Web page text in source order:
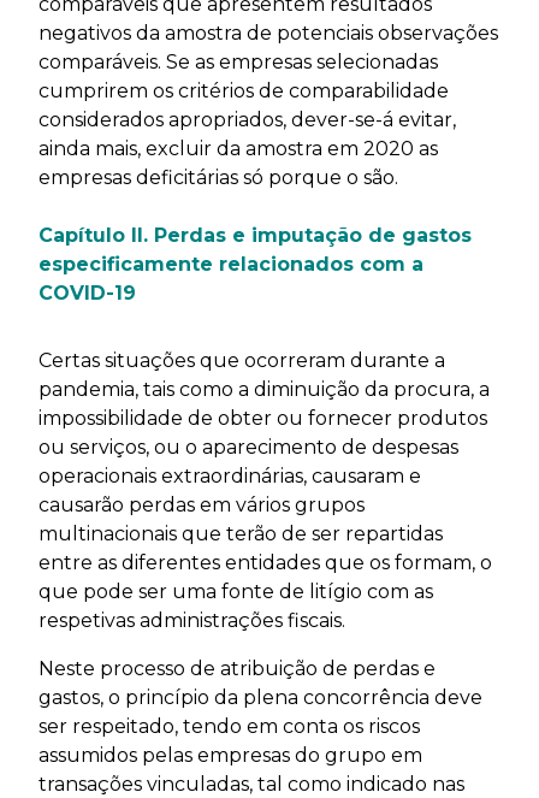
negativos da amostra de potenciais observações
comparáveis. Se as empresas selecionadas
cumprirem os critérios de comparabilidade
considerados apropriados, dever-se-á evitar,
ainda mais, excluir da amostra em 2020 as
empresas deficitárias só porque o são.
Capítulo II. Perdas e imputação de gastos
especificamente relacionados com a
COVID-19
Certas situações que ocorreram durante a
pandemia, tais como a diminuição da procura, a
impossibilidade de obter ou fornecer produtos
ou serviços, ou o aparecimento de despesas
operacionais extraordinárias, causaram e
causarão perdas em vários grupos
multinacionais que terão de ser repartidas
entre as diferentes entidades que os formam, o
que pode ser uma fonte de litígio com as
respetivas administrações fiscais.
Neste processo de atribuição de perdas e
gastos, o princípio da plena concorrência deve
ser respeitado, tendo em conta os riscos
assumidos pelas empresas do grupo em
transações vinculadas, tal como indicado nas